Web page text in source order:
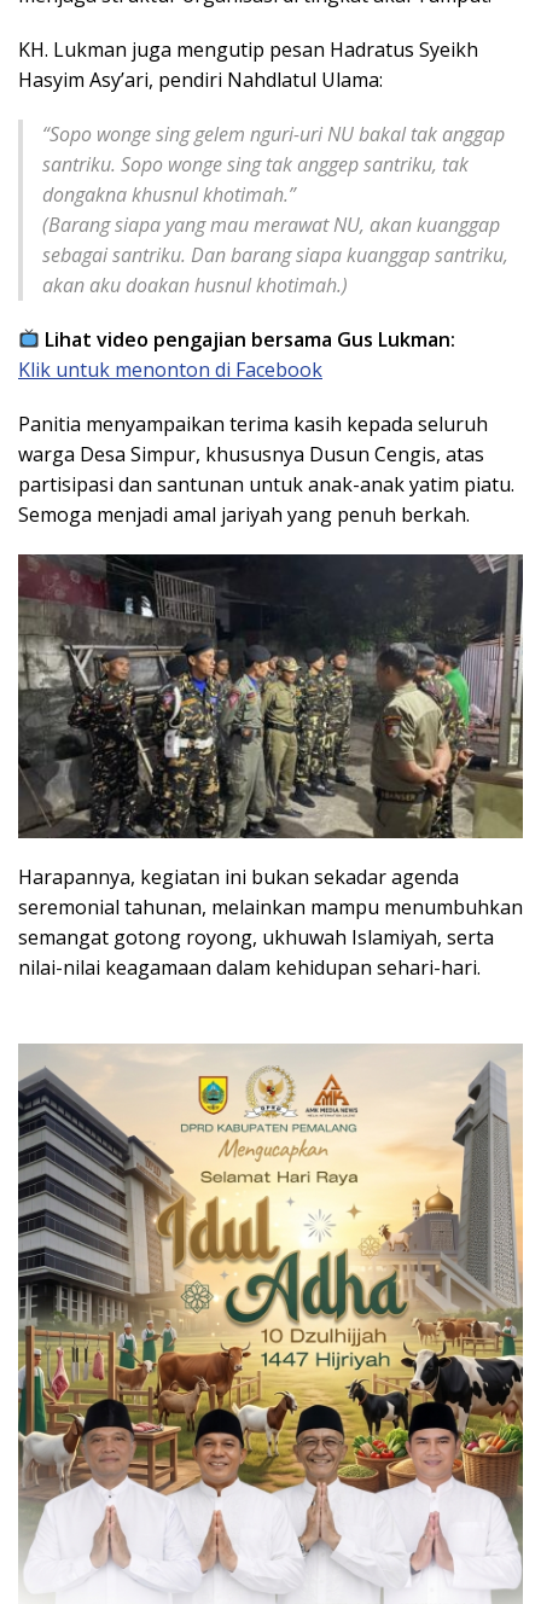
KH. Lukman juga mengutip pesan Hadratus Syeikh
Hasyim Asy’ari, pendiri Nahdlatul Ulama:
“Sopo wonge sing gelem nguri-uri NU bakal tak anggap
santriku. Sopo wonge sing tak anggep santriku, tak
dongakna khusnul khotimah.”
(Barang siapa yang mau merawat NU, akan kuanggap
sebagai santriku. Dan barang siapa kuanggap santriku,
akan aku doakan husnul khotimah.)
Lihat video pengajian bersama Gus Lukman:
Klik untuk menonton di Facebook
Panitia menyampaikan terima kasih kepada seluruh
warga Desa Simpur, khususnya Dusun Cengis, atas
partisipasi dan santunan untuk anak-anak yatim piatu.
Semoga menjadi amal jariyah yang penuh berkah.
Harapannya, kegiatan ini bukan sekadar agenda
seremonial tahunan, melainkan mampu menumbuhkan
semangat gotong royong, ukhuwah Islamiyah, serta
nilai-nilai keagamaan dalam kehidupan sehari-hari.